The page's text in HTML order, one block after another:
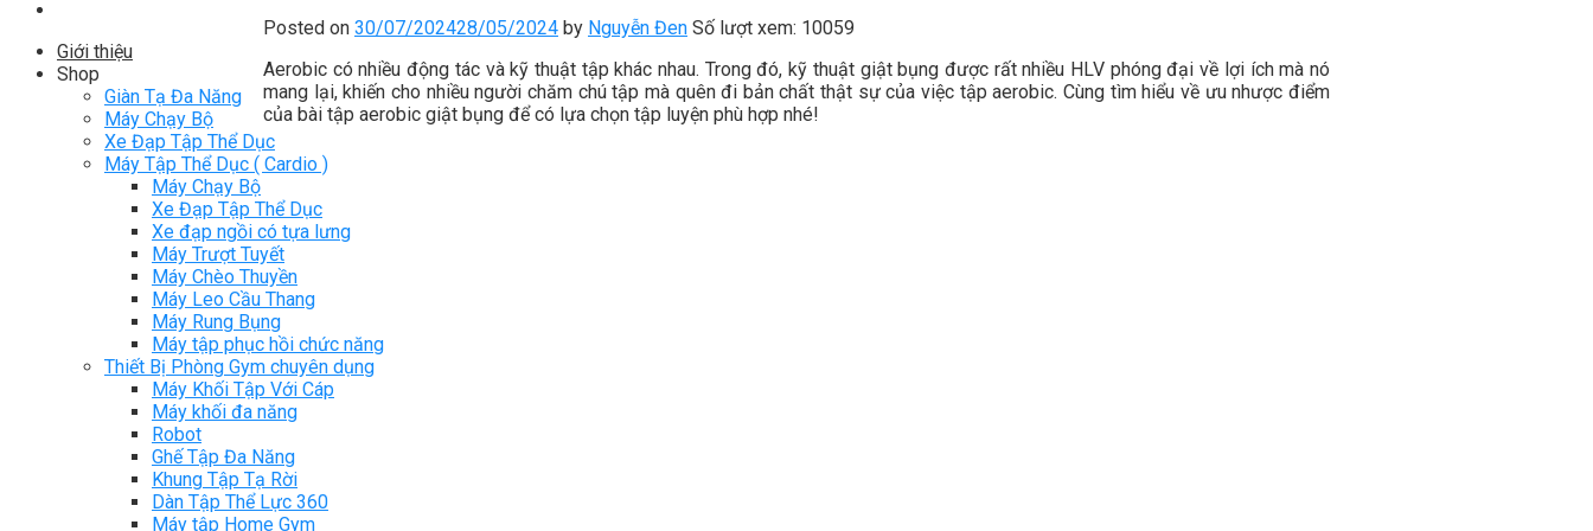
Giới thiệu
Shop
Giàn Tạ Đa Năng
Máy Chạy Bộ
Xe Đạp Tập Thể Dục
Máy Tập Thể Dục ( Cardio )
Máy Chạy Bộ
Xe Đạp Tập Thể Dục
Xe đạp ngồi có tựa lưng
Máy Trượt Tuyết
Máy Chèo Thuyền
Máy Leo Cầu Thang
Máy Rung Bụng
Máy tập phục hồi chức năng
Thiết Bị Phòng Gym chuyên dụng
Máy Khối Tập Với Cáp
Máy khối đa năng
Robot
Ghế Tập Đa Năng
Khung Tập Tạ Rời
Dàn Tập Thể Lực 360
Máy tập Home Gym
Posted on 30/07/202428/05/2024 by Nguyễn Đen Số lượt xem: 10059
Aerobic có nhiều động tác và kỹ thuật tập khác nhau. Trong đó, kỹ thuật giật bụng được rất nhiều HLV phóng đại về lợi ích mà nó
mang lại, khiến cho nhiều người chăm chú tập mà quên đi bản chất thật sự của việc tập aerobic. Cùng tìm hiểu về ưu nhược điểm
của bài tập aerobic giật bụng để có lựa chọn tập luyện phù hợp nhé!